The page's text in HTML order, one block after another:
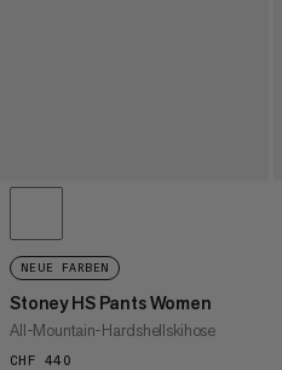
NEUE FARBEN
Stoney HS Pants Women
All-Mountain-Hardshellskihose
CHF 440